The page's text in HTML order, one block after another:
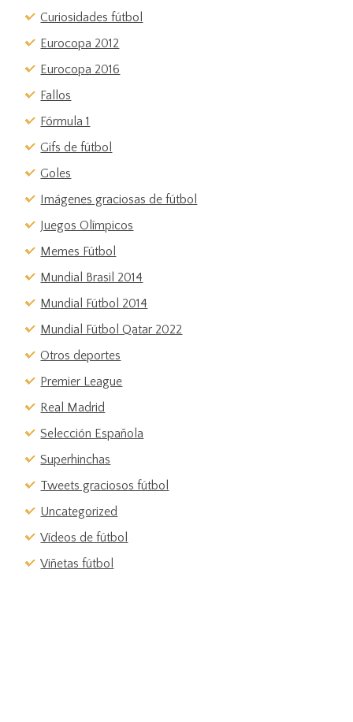
Curiosidades fútbol
Eurocopa 2012
Eurocopa 2016
Fallos
Fórmula 1
Gifs de fútbol
Goles
Imágenes graciosas de fútbol
Juegos Olímpicos
Memes Fútbol
Mundial Brasil 2014
Mundial Fútbol 2014
Mundial Fútbol Qatar 2022
Otros deportes
Premier League
Real Madrid
Selección Española
Superhinchas
Tweets graciosos fútbol
Uncategorized
Vídeos de fútbol
Viñetas fútbol